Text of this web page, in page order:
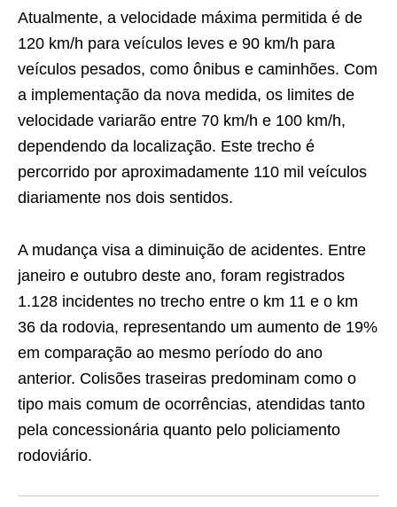
Atualmente, a velocidade máxima permitida é de
120 km/h para veículos leves e 90 km/h para
veículos pesados, como ônibus e caminhões. Com
a implementação da nova medida, os limites de
velocidade variarão entre 70 km/h e 100 km/h,
dependendo da localização. Este trecho é
percorrido por aproximadamente 110 mil veículos
diariamente nos dois sentidos.
A mudança visa a diminuição de acidentes. Entre
janeiro e outubro deste ano, foram registrados
1.128 incidentes no trecho entre o km 11 e o km
36 da rodovia, representando um aumento de 19%
em comparação ao mesmo período do ano
anterior. Colisões traseiras predominam como o
tipo mais comum de ocorrências, atendidas tanto
pela concessionária quanto pelo policiamento
rodoviário.